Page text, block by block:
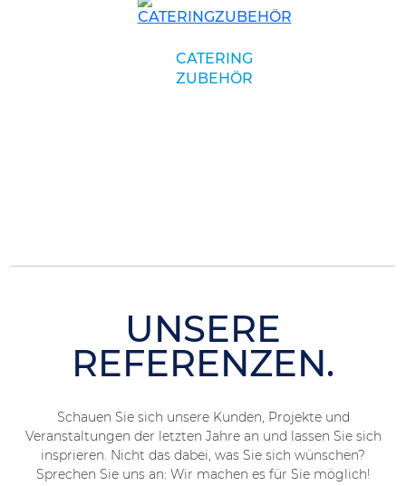
CATERING
ZUBEHÖR
UNSERE
REFERENZEN.
Schauen Sie sich unsere Kunden, Projekte und
Veranstaltungen der letzten Jahre an und lassen Sie sich
insprieren. Nicht das dabei, was Sie sich wünschen?
Sprechen Sie uns an: Wir machen es für Sie möglich!